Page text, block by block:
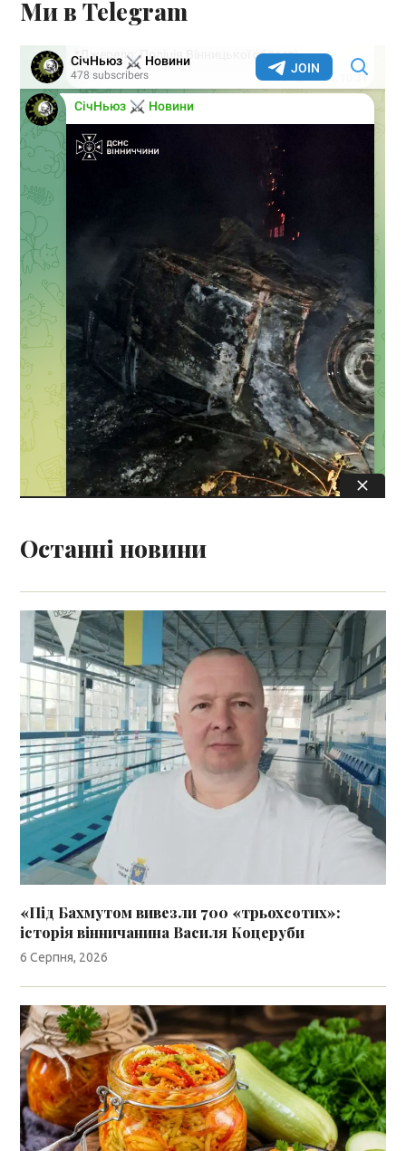
Ми в Telegram
Останні новини
«Під Бахмутом вивезли 700 «трьохсотих»:
історія вінничанина Василя Коцеруби
6 Серпня, 2026